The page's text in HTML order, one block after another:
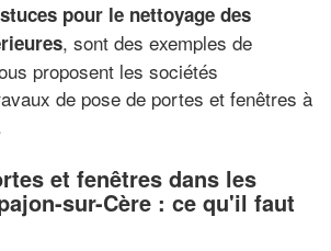
pour le nettoyage des
, sont des exemples de
proposent les sociétés
de pose de portes et fenêtres à
et fenêtres dans les
sur-Cère : ce qu'il faut